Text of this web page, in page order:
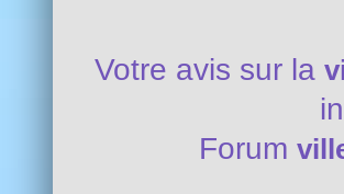
Votre avis sur la
Forum